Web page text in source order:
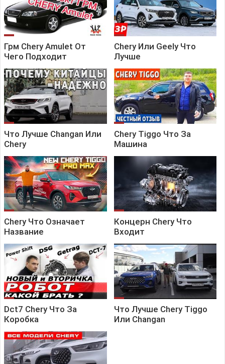
Грм Chery Amulet От
Чего Подходит
Chery Или Geely Что
Лучше
Что Лучше Changan Или
Chery
Chery Tiggo Что За
Машина
Chery Что Означает
Название
Концерн Chery Что
Входит
Dct7 Chery Что За
Коробка
Что Лучше Chery Tiggo
Или Changan